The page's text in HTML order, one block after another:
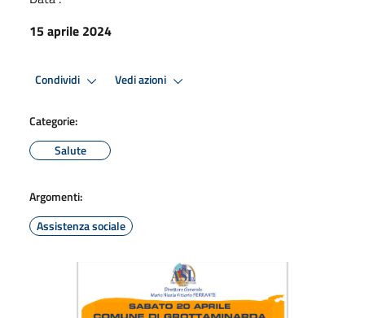
15 aprile 2024
Condividi Vedi azioni
Categorie:
Salute
Argomenti:
Assistenza sociale